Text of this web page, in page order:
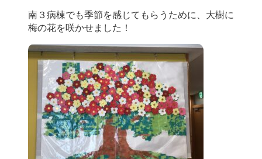
南３病棟でも季節を感じてもらうために、大樹に
梅の花を咲かせました！